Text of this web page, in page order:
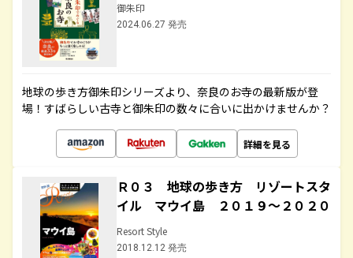
御朱印
2024.06.27 発売
地球の歩き方御朱印シリーズより、奈良のお寺の最新版が登
場！すばらしい古寺と御朱印の数々に合いに出かけませんか？
詳細を見る
Ｒ０３ 地球の歩き方 リゾートスタ
イル マウイ島 ２０１９～２０２０
Resort Style
2018.12.12 発売